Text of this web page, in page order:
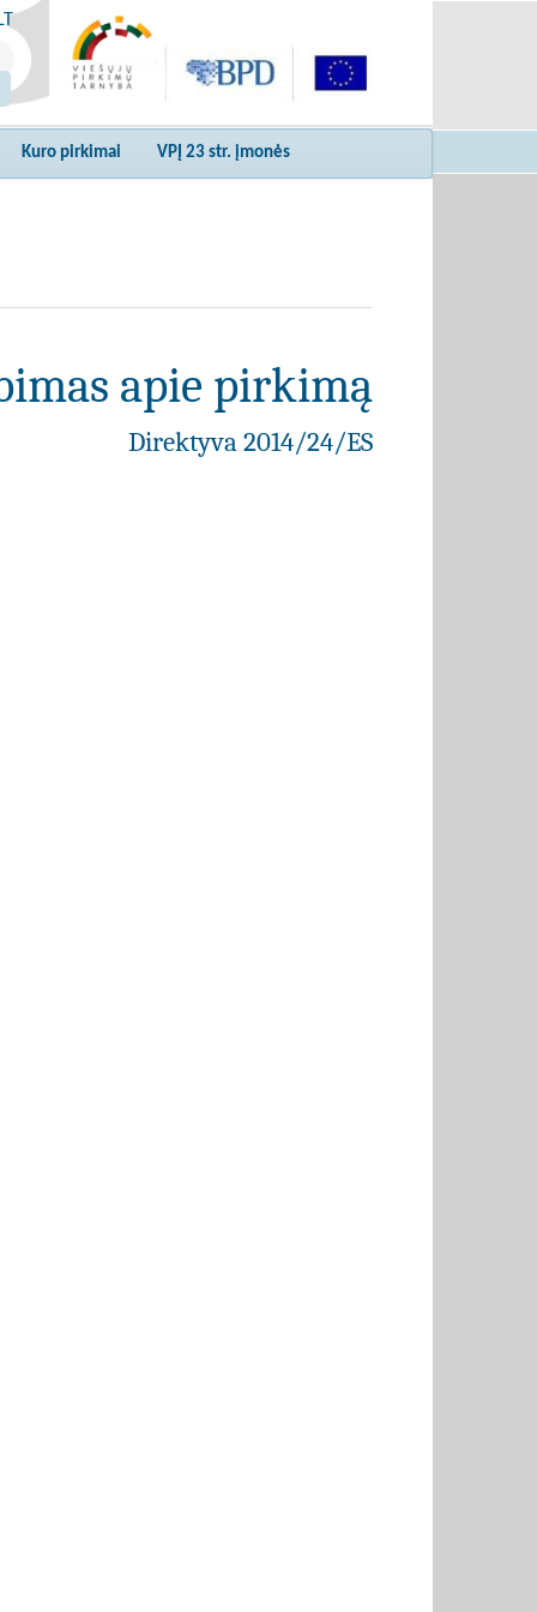
Kuro pirkimai VPĮ 23 str. įmonės
apie pirkimą
Direktyva 2014/24/ES